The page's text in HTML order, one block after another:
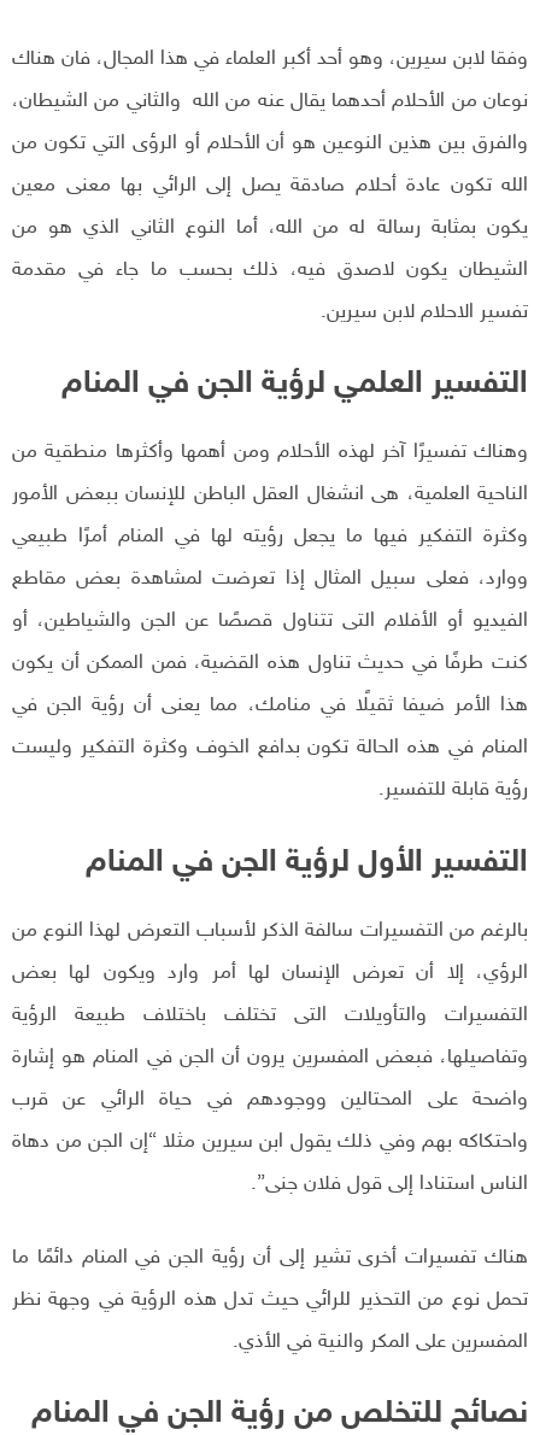
وفقا لابن سيرين، وهو أحد أكبر العلماء في هذا المجال، فان هناك
نوعان من الأحلام أحدهما يقال عنه من الله والثاني من الشيطان،
والفرق بين هذين النوعين هو أن الأحلام أو الرؤى التي تكون من
الله تكون عادة أحلام صادقة يصل إلى الرائي بها معنى معين
يكون بمثابة رسالة له من الله، أما النوع الثاني الذي هو من
الشيطان يكون لاصدق فيه، ذلك بحسب ما جاء في مقدمة
تفسير الاحلام لابن سيرين.
التفسير العلمي لرؤية الجن في المنام
وهناك تفسيرًا آخر لهذه الأحلام ومن أهمها وأكثرها منطقية من
الناحية العلمية، هى انشغال العقل الباطن للإنسان ببعض الأمور
وكثرة التفكير فيها ما يجعل رؤيته لها في المنام أمرًا طبيعي
ووارد، فعلى سبيل المثال إذا تعرضت لمشاهدة بعض مقاطع
الفيديو أو الأفلام التى تتناول قصصًا عن الجن والشياطين، أو
كنت طرفًا في حديث تناول هذه القضية، فمن الممكن أن يكون
هذا الأمر ضيفا ثقيلًا في منامك، مما يعنى أن رؤية الجن في
المنام في هذه الحالة تكون بدافع الخوف وكثرة التفكير وليست
رؤية قابلة للتفسير.
التفسير الأول لرؤية الجن في المنام
بالرغم من التفسيرات سالفة الذكر لأسباب التعرض لهذا النوع من
الرؤي، إلا أن تعرض الإنسان لها أمر وارد ويكون لها بعض
التفسيرات والتأويلات التى تختلف باختلاف طبيعة الرؤية
وتفاصيلها، فبعض المفسرين يرون أن الجن في المنام هو إشارة
واضحة على المحتالين ووجودهم في حياة الرائي عن قرب
واحتكاكه بهم وفي ذلك يقول ابن سيرين مثلا “إن الجن من دهاة
الناس استنادا إلى قول فلان جنى”.
هناك تفسيرات أخرى تشير إلى أن رؤية الجن في المنام دائمًا ما
تحمل نوع من التحذير للرائي حيث تدل هذه الرؤية في وجهة نظر
المفسرين على المكر والنية في الأذي.
نصائح للتخلص من رؤية الجن في المنام